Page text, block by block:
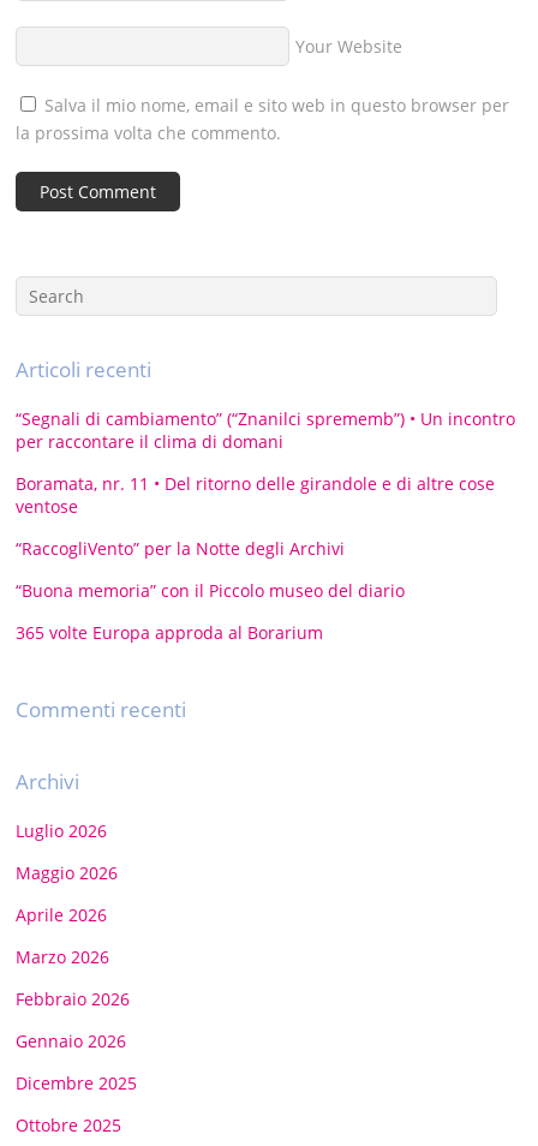
Your Website
Salva il mio nome, email e sito web in questo browser per
la prossima volta che commento.
Articoli recenti
“Segnali di cambiamento” (“Znanilci sprememb”) • Un incontro
per raccontare il clima di domani
Boramata, nr. 11 • Del ritorno delle girandole e di altre cose
ventose
“RaccogliVento” per la Notte degli Archivi
“Buona memoria” con il Piccolo museo del diario
365 volte Europa approda al Borarium
Commenti recenti
Archivi
Luglio 2026
Maggio 2026
Aprile 2026
Marzo 2026
Febbraio 2026
Gennaio 2026
Dicembre 2025
Ottobre 2025